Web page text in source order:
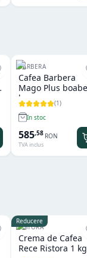
BARBERA
Cafea Barbera
Mago Plus
kg
(1)
In stoc
585,58 RON
TVA inclus
Reducere
RISTORA
Crema de Cafea
Rece Ristora 1 kg